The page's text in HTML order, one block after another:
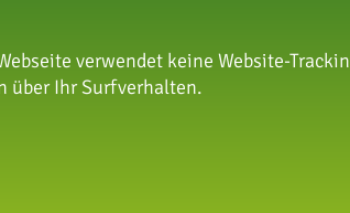
verwendet keine Website-
über Ihr Surfverhalten.